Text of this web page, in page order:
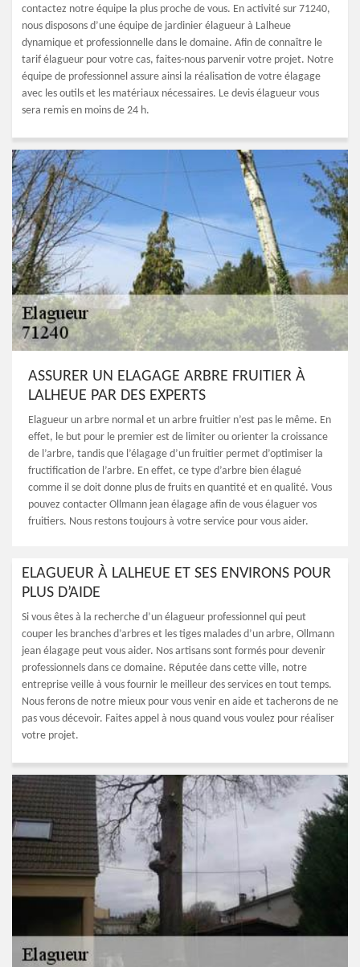
contactez notre équipe la plus proche de vous. En activité sur 71240,
nous disposons d’une équipe de jardinier élagueur à Lalheue
dynamique et professionnelle dans le domaine. Afin de connaître le
tarif élagueur pour votre cas, faites-nous parvenir votre projet. Notre
équipe de professionnel assure ainsi la réalisation de votre élagage
avec les outils et les matériaux nécessaires. Le devis élagueur vous
sera remis en moins de 24 h.
ASSURER UN ELAGAGE ARBRE FRUITIER À
LALHEUE PAR DES EXPERTS
Elagueur un arbre normal et un arbre fruitier n’est pas le même. En
effet, le but pour le premier est de limiter ou orienter la croissance
de l’arbre, tandis que l’élagage d’un fruitier permet d’optimiser la
fructification de l’arbre. En effet, ce type d’arbre bien élagué
comme il se doit donne plus de fruits en quantité et en qualité. Vous
pouvez contacter Ollmann jean élagage afin de vous élaguer vos
fruitiers. Nous restons toujours à votre service pour vous aider.
ELAGUEUR À LALHEUE ET SES ENVIRONS POUR
PLUS D’AIDE
Si vous êtes à la recherche d’un élagueur professionnel qui peut
couper les branches d’arbres et les tiges malades d’un arbre, Ollmann
jean élagage peut vous aider. Nos artisans sont formés pour devenir
professionnels dans ce domaine. Réputée dans cette ville, notre
entreprise veille à vous fournir le meilleur des services en tout temps.
Nous ferons de notre mieux pour vous venir en aide et tacherons de ne
pas vous décevoir. Faites appel à nous quand vous voulez pour réaliser
votre projet.